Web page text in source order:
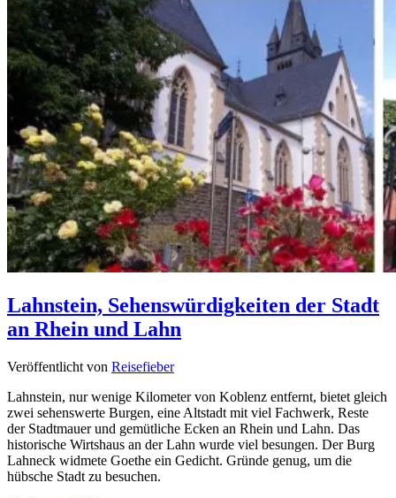
Lahnstein, Sehenswürdigkeiten der Stadt
an Rhein und Lahn
Veröffentlicht von Reisefieber
Lahnstein, nur wenige Kilometer von Koblenz entfernt, bietet gleich
zwei sehenswerte Burgen, eine Altstadt mit viel Fachwerk, Reste
der Stadtmauer und gemütliche Ecken an Rhein und Lahn. Das
historische Wirtshaus an der Lahn wurde viel besungen. Der Burg
Lahneck widmete Goethe ein Gedicht. Gründe genug, um die
hübsche Stadt zu besuchen.